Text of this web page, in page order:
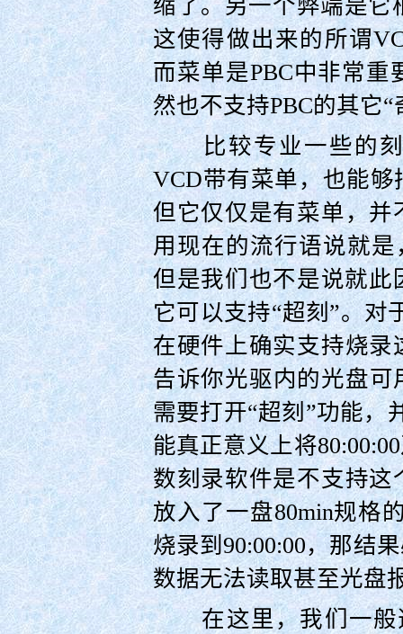
缩了。另一个弊端是它
这使得做出来的所谓
而菜单是PBC中非常
然也不支持PBC的其它“
比较专业一些的刻
VCD带有菜单，也能
但它仅仅是有菜单，
用现在的流行语说就是
但是我们也不是说就此
它可以支持“超刻”。对
在硬件上确实支持烧
告诉你光驱内的光盘
需要打开“超刻”功能，
能真正意义上将
数刻录软件是不支持
放入了一盘80min规格
烧录到90:00:00，那结
数据无法读取甚至光盘
在这里，我们一般选